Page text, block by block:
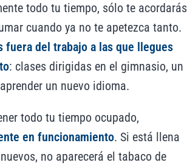
todo tu tiempo, sólo te acordarás
cuando ya no te apetezca tanto.
fuera del trabajo a las que llegues
: clases dirigidas en el gimnasio, un
un nuevo idioma.
todo tu tiempo ocupado,
en funcionamiento. Si está llena
no aparecerá el tabaco de